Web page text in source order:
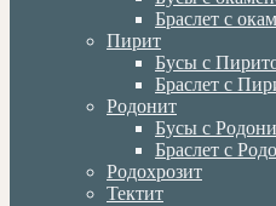
Браслет с
Пирит
Бусы с
Браслет с
Родонит
Бусы с
Браслет с
Родохрозит
Тектит